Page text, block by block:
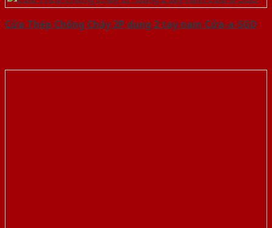
Cửa Thép Chống Cháy 2P dung 2 tay nam Cửa-a-SGD